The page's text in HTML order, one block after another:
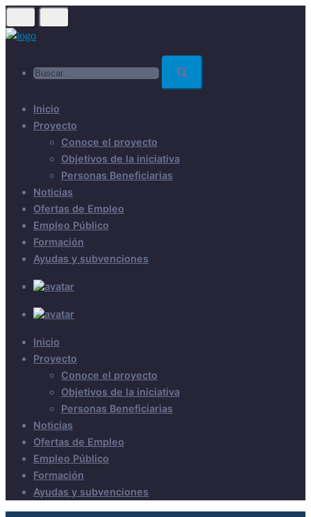
Skip
to
Inicio
Proyecto
Conoce el proyecto
Objetivos de la iniciativa
Personas Beneficiarias
Noticias
Ofertas de Empleo
Empleo Público
Formación
Ayudas y subvenciones
Inicio
Proyecto
Conoce el proyecto
Objetivos de la iniciativa
Personas Beneficiarias
Noticias
Ofertas de Empleo
Empleo Público
Formación
Ayudas y subvenciones